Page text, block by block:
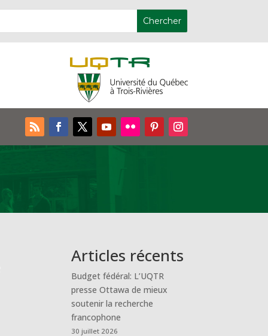
Articles récents
Budget fédéral: L’UQTR
presse Ottawa de mieux
soutenir la recherche
francophone
30 juillet 2026